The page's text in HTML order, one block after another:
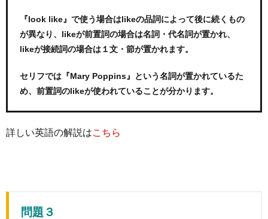
『look like』で使う場合はlikeの品詞によって後に続くもの
が異なり、likeが前置詞の場合は名詞・代名詞が置かれ、
likeが接続詞の場合は１文・節が置かれます。
セリフでは『Mary Poppins』という名詞が置かれているた
め、前置詞のlikeが使われていることが分かります。
詳しい英語の解説はこちら
問題３